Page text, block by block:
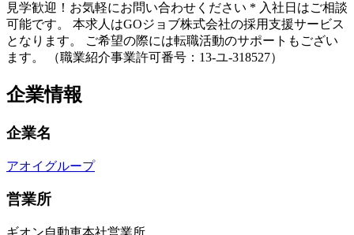
見学歓迎！お気軽にお問い合わせください * 入社日はご相談
可能です。 本求人はGOジョブ株式会社の採用支援サービス
となります。 ご希望の際には転職活動のサポートもござい
ます。 （職業紹介事業許可番号：13-ユ-318527）
企業情報
企業名
アオイグループ
営業所
ギオン自動車本社営業所